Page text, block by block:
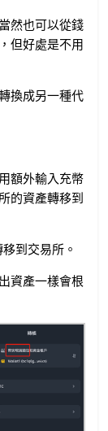
然也可以從錢
但好處是不用
換成另一種代
額外輸入充幣
的資產轉移到
到交易所。
資產一樣會根